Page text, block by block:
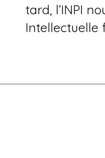
tard, l’INPI
Intellectuelle